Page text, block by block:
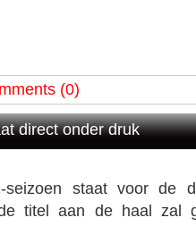
(0)
direct onder druk
seizoen staat voor de
titel aan de haal zal